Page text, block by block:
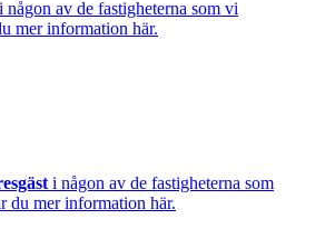
i någon av de fastigheterna som vi
mer information här.
i någon av de fastigheterna som
du mer information här.